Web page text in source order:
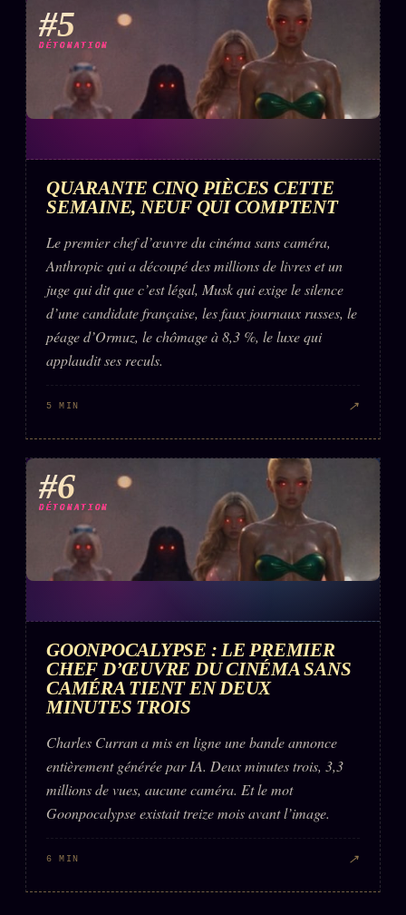
#5
DÉTONATION
QUARANTE CINQ PIÈCES CETTE
SEMAINE, NEUF QUI COMPTENT
Le premier chef d’œuvre du cinéma sans caméra,
Anthropic qui a découpé des millions de livres et un
juge qui dit que c’est légal, Musk qui exige le silence
d’une candidate française, les faux journaux russes, le
péage d’Ormuz, le chômage à 8,3 %, le luxe qui
applaudit ses reculs.
5 MIN ↗
#6
DÉTONATION
GOONPOCALYPSE : LE PREMIER
CHEF D’ŒUVRE DU CINÉMA SANS
CAMÉRA TIENT EN DEUX
MINUTES TROIS
Charles Curran a mis en ligne une bande annonce
entièrement générée par IA. Deux minutes trois, 3,3
millions de vues, aucune caméra. Et le mot
Goonpocalypse existait treize mois avant l’image.
6 MIN ↗